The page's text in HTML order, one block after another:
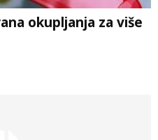
okupljanja za više